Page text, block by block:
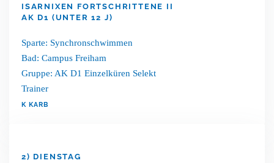
ISARNIXEN FORTSCHRITTENE II
AK D1 (UNTER 12 J)
Sparte: Synchronschwimmen
Bad: Campus Freiham
Gruppe: AK D1 Einzelküren Selekt
Trainer
K KARB
2) DIENSTAG